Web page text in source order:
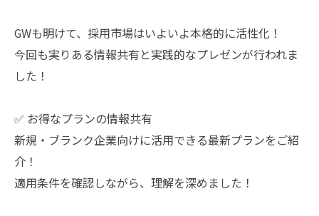
GWも明けて、採用市場はいよいよ本格的に活性化！
今回も実りある情報共有と実践的なプレゼンが行われま
した！
✅ お得なプランの情報共有
新規・ブランク企業向けに活用できる最新プランをご紹
介！
適用条件を確認しながら、理解を深めました！